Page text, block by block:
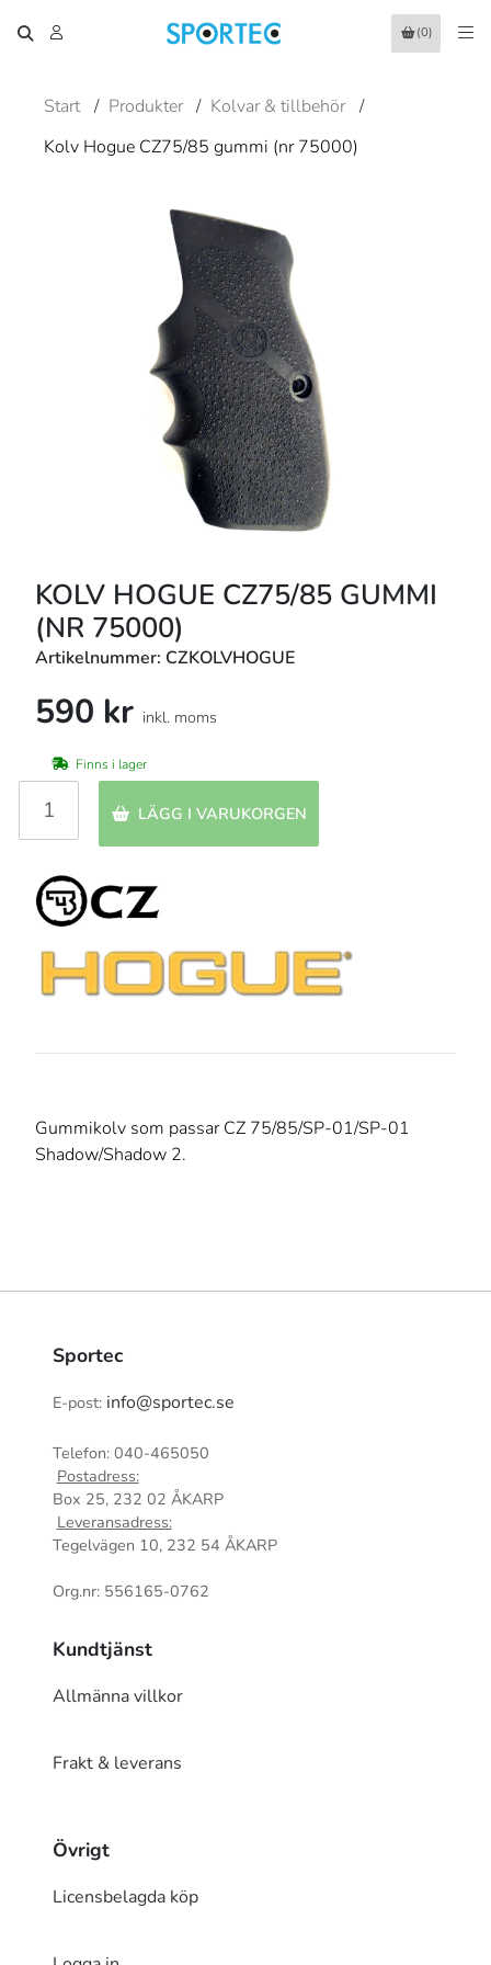
(0)
Start / Produkter / Kolvar & tillbehör /
Kolv Hogue CZ75/85 gummi (nr 75000)
KOLV HOGUE CZ75/85 GUMMI
(NR 75000)
Artikelnummer: CZKOLVHOGUE
590 kr inkl. moms
Finns i lager
LÄGG I VARUKORGEN
Gummikolv som passar CZ 75/85/SP-01/SP-01
Shadow/Shadow 2.
Sportec
E-post: info@sportec.se
Telefon: 040-465050
Postadress:
Box 25, 232 02 ÅKARP
Leveransadress:
Tegelvägen 10, 232 54 ÅKARP
Org.nr: 556165-0762
Kundtjänst
Allmänna villkor
Frakt & leverans
Övrigt
Licensbelagda köp